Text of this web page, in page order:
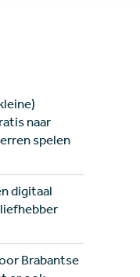
naar
spelen
digitaal
Brabantse